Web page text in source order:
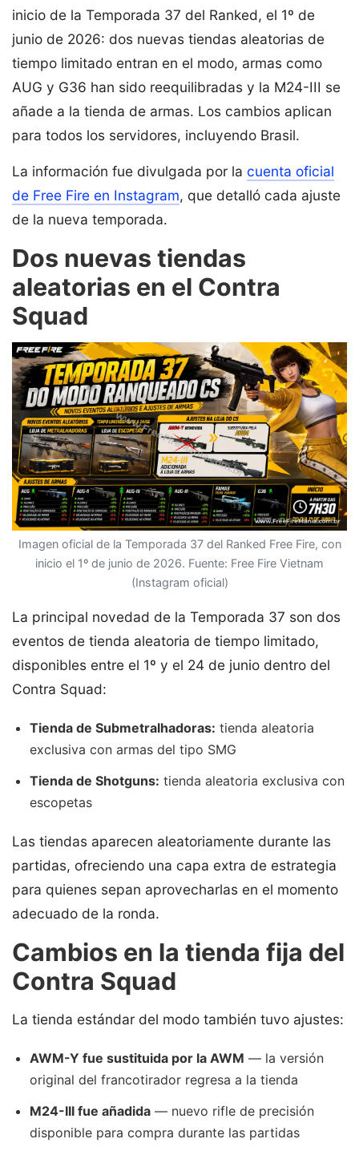
inicio de la Temporada 37 del Ranked, el 1º de
junio de 2026: dos nuevas tiendas aleatorias de
tiempo limitado entran en el modo, armas como
AUG y G36 han sido reequilibradas y la M24-III se
añade a la tienda de armas. Los cambios aplican
para todos los servidores, incluyendo Brasil.
La información fue divulgada por la cuenta oficial
de Free Fire en Instagram, que detalló cada ajuste
de la nueva temporada.
Dos nuevas tiendas
aleatorias en el Contra
Squad
Imagen oficial de la Temporada 37 del Ranked Free Fire, con
inicio el 1º de junio de 2026. Fuente: Free Fire Vietnam
(Instagram oficial)
La principal novedad de la Temporada 37 son dos
eventos de tienda aleatoria de tiempo limitado,
disponibles entre el 1º y el 24 de junio dentro del
Contra Squad:
Tienda de Submetralhadoras: tienda aleatoria
exclusiva con armas del tipo SMG
Tienda de Shotguns: tienda aleatoria exclusiva con
escopetas
Las tiendas aparecen aleatoriamente durante las
partidas, ofreciendo una capa extra de estrategia
para quienes sepan aprovecharlas en el momento
adecuado de la ronda.
Cambios en la tienda fija del
Contra Squad
La tienda estándar del modo también tuvo ajustes:
AWM-Y fue sustituida por la AWM — la versión
original del francotirador regresa a la tienda
M24-III fue añadida — nuevo rifle de precisión
disponible para compra durante las partidas